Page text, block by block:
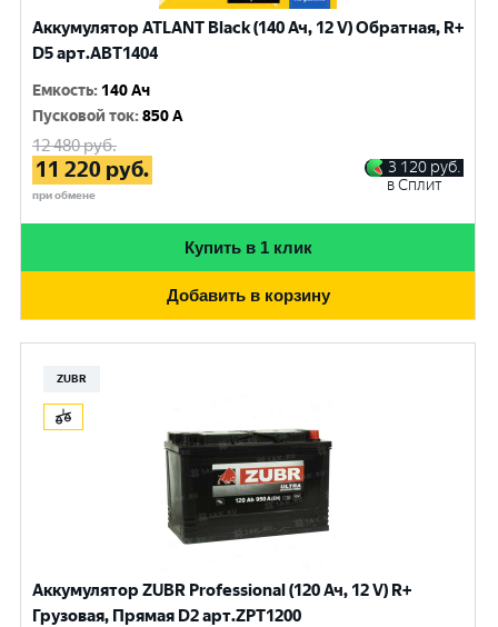
Аккумулятор ATLANT Black (140 Ач, 12 V) Обратная, R+
D5 арт.ABT1404
Емкость: 140 Ач
Пусковой ток:850 A
12 480руб.
11 220 руб.
при обмене
3 120 руб.
в Сплит
Купить в 1 клик
Добавить в корзину
ZUBR
Аккумулятор ZUBR Professional (120 Ач, 12 V) R+
Грузовая, Прямая D2 арт.ZPT1200